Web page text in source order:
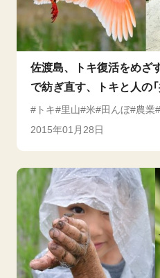
佐渡島、トキ復活をめ
で紡ぎ直す、トキと人の「
トキ 里山 米 田んぼ 農業
2015年01月28日